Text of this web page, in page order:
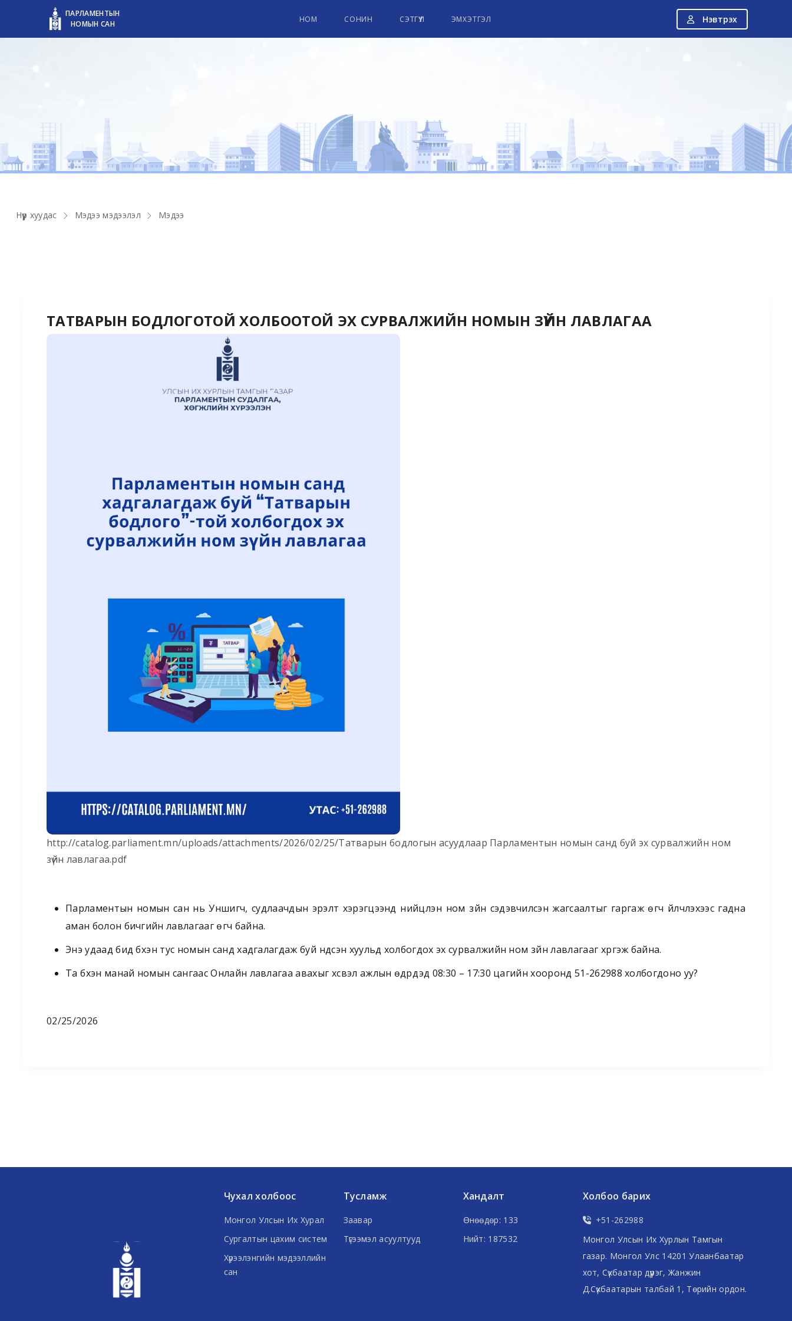
ПАРЛАМЕНТЫН
НОМЫН САН
НОМ СОНИН СЭТГҮҮЛ ЭМХЭТГЭЛ Нэвтрэх
Нүүр хуудас Мэдээ мэдээлэл Мэдээ
ТАТВАРЫН БОДЛОГОТОЙ ХОЛБООТОЙ ЭХ СУРВАЛЖИЙН НОМЫН ЗҮЙН ЛАВЛАГАА
http://catalog.parliament.mn/uploads/attachments/2026/02/25/Татварын бодлогын асуудлаар Парламентын номын санд буй эх сурвалжийн ном
зүйн лавлагаа.pdf
Парламентын номын сан нь Уншигч, судлаачдын эрэлт хэрэгцээнд нийцүүлэн ном зүйн сэдэвчилсэн жагсаалтыг гаргаж өгч үйлчлэхээс гадна
аман болон бичгийн лавлагааг өгч байна.
Энэ удаад бид бүхэн тус номын санд хадгалагдаж буй үндсэн хуульд холбогдох эх сурвалжийн ном зүйн лавлагааг хүргэж байна.
Та бүхэн манай номын сангаас Онлайн лавлагаа авахыг хүсвэл ажлын өдрүүдэд 08:30 – 17:30 цагийн хооронд 51-262988 холбогдоно уу?
02/25/2026
Чухал холбоос
Монгол Улсын Их Хурал
Сургалтын цахим систем
Хүрээлэнгийн мэдээллийн
сан
Тусламж
Заавар
Түгээмэл асуултууд
Хандалт
Өнөөдөр: 133
Нийт: 187532
Холбоо барих
+51-262988
Монгол Улсын Их Хурлын Тамгын
газар. Монгол Улс 14201 Улаанбаатар
хот, Сүхбаатар дүүрэг, Жанжин
Д.Сүхбаатарын талбай 1, Төрийн ордон.